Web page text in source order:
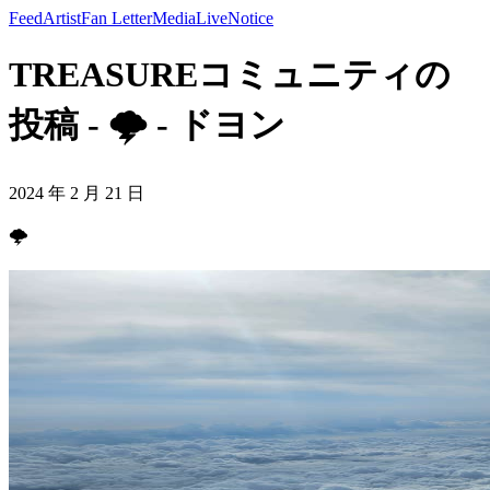
FeedArtistFan LetterMediaLiveNotice
TREASUREコミュニティの
投稿 - 🌩 - ドヨン
2024 年 2 月 21 日
🌩